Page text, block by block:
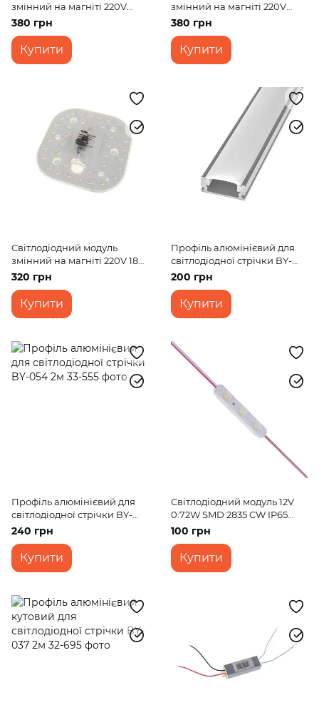
змінний на магніті 220V
36W SMD 2835 CW IP20 (LW-
03/60)
380 грн
Купити
змінний на магніті 220V
24W SMD 2835 CCT
WW+NW+CW IP20 (LW-
03/24)
380 грн
Купити
Світлодіодний модуль
змінний на магніті 220V 18W
SMD 5730 NW IP20 (LW-
03/36)
320 грн
Купити
Профіль алюмінієвий для
світлодіодної стрічки BY-
042 1м
200 грн
Купити
Профіль алюмінієвий для
світлодіодної стрічки BY-
054 2м
240 грн
Купити
Світлодіодний модуль 12V
0.72W SMD 2835 CW IP65
(BY-092/3)
100 грн
Купити